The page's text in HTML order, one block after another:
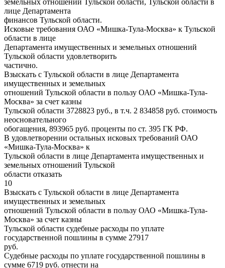
земельных отношений Тульской области, Тульской области в
лице Департамента
финансов Тульской области.
Исковые требования ОАО «Мишка-Тула-Москва» к Тульской
области в лице
Департамента имущественных и земельных отношений
Тульской области удовлетворить
частично.
Взыскать с Тульской области в лице Департамента
имущественных и земельных
отношений Тульской области в пользу ОАО «Мишка-Тула-
Москва» за счет казны
Тульской области 3728823 руб., в т.ч. 2 834858 руб. стоимость
неосновательного
обогащения, 893965 руб. проценты по ст. 395 ГК РФ.
В удовлетворении остальных исковых требований ОАО
«Мишка-Тула-Москва» к
Тульской области в лице Департамента имущественных и
земельных отношений Тульской
области отказать
10
Взыскать с Тульской области в лице Департамента
имущественных и земельных
отношений Тульской области в пользу ОАО «Мишка-Тула-
Москва» за счет казны
Тульской области судебные расходы по уплате
государственной пошлины в сумме 27917
руб.
Судебные расходы по уплате государственной пошлины в
сумме 6719 руб. отнести на